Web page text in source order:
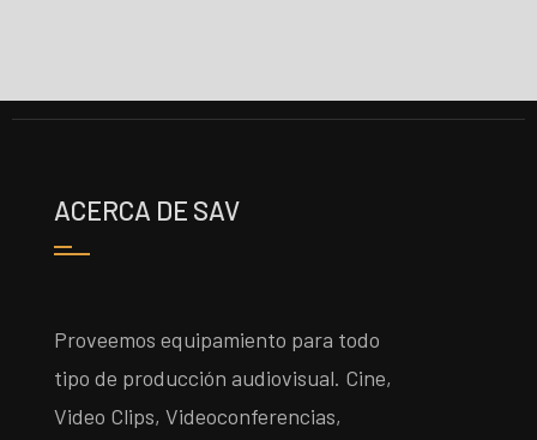
ACERCA DE SAV
Proveemos equipamiento para todo
tipo de producción audiovisual. Cine,
Video Clips, Videoconferencias,